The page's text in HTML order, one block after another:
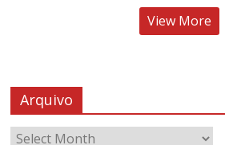
View More
Arquivo